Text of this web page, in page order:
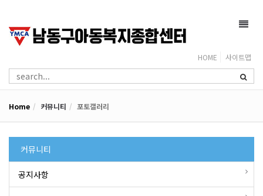
HOME 사이트맵
Home 커뮤니티 포토갤러리
커뮤니티
공지사항